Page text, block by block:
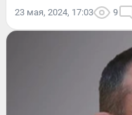
23 мая, 2024, 17:03 9